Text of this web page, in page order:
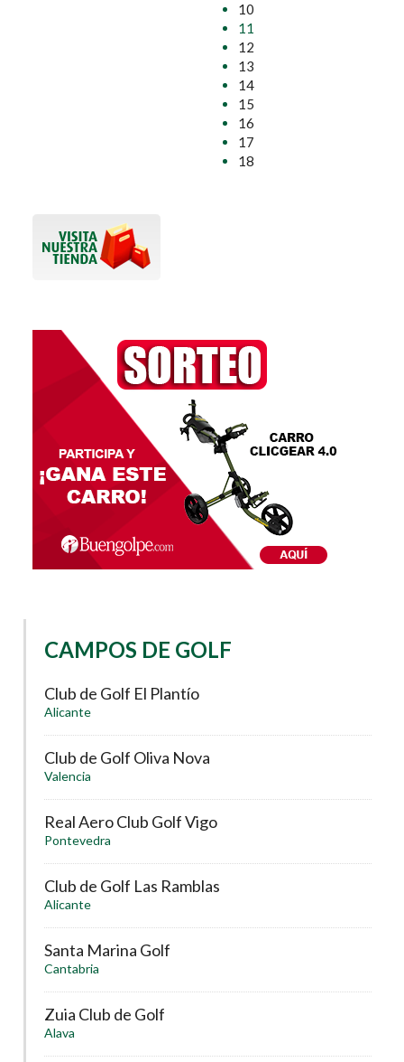
10
11
12
13
14
15
16
17
18
CAMPOS DE GOLF
Club de Golf El Plantío
Alicante
Club de Golf Oliva Nova
Valencia
Real Aero Club Golf Vigo
Pontevedra
Club de Golf Las Ramblas
Alicante
Santa Marina Golf
Cantabria
Zuia Club de Golf
Alava